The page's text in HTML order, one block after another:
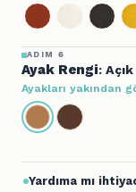
ADIM 6
Ayak Rengi:
Ayakları yakından
Yardıma mı